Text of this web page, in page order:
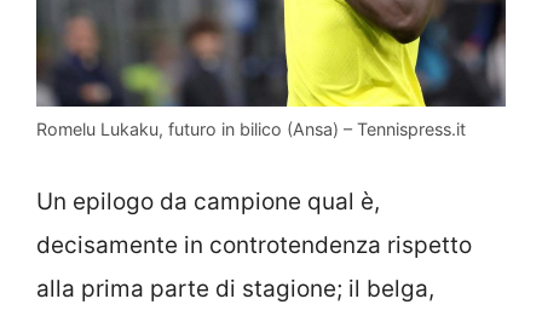
Romelu Lukaku, futuro in bilico (Ansa) – Tennispress.it
Un epilogo da campione qual è,
decisamente in controtendenza rispetto
alla prima parte di stagione; il belga,